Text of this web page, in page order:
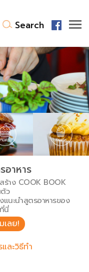
Search
อาหาร
ร้าง COOK BOOK
ว
แนะนำสูตรอาหารของ
นี่
เลย!
ละวิธีทำ